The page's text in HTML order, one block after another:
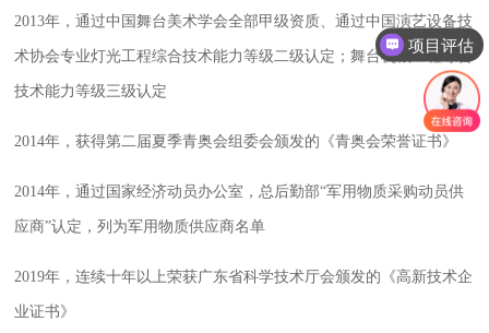
2013年 ，通过中国舞台美术学会全部甲级资质、通过中国演艺设备技
术协会专业灯光工程综合技术能力等级二级认定；舞台机械工程综合
技术能力等级三级认定
2014年，获得第二届夏季青奥会组委会颁发的《青奥会荣誉证书》
2014年 ，通过国家经济动员办公室，总后勤部“军用物质采购动员供
应商”认定，列为军用物质供应商名单
2019年，连续十年以上荣获广东省科学技术厅会颁发的《高新技术企
业证书》
项目报价方案